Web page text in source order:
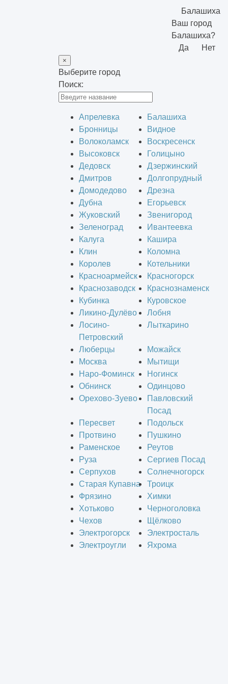
Балашиха
Ваш город
Балашиха?
Да
Нет
×
Выберите город
Поиск:
Апрелевка
Балашиха
Бронницы
Видное
Волоколамск
Воскресенск
Высоковск
Голицыно
Дедовск
Дзержинский
Дмитров
Долгопрудный
Домодедово
Дрезна
Дубна
Егорьевск
Жуковский
Звенигород
Зеленоград
Ивантеевка
Калуга
Кашира
Клин
Коломна
Королев
Котельники
Красноармейск
Красногорск
Краснозаводск
Краснознаменск
Кубинка
Куровское
Ликино-Дулёво
Лобня
Лосино-
Петровский
Лыткарино
Люберцы
Можайск
Москва
Мытищи
Наро-Фоминск
Ногинск
Обнинск
Одинцово
Орехово-Зуево
Павловский
Посад
Пересвет
Подольск
Протвино
Пушкино
Раменское
Реутов
Руза
Сергиев Посад
Серпухов
Солнечногорск
Старая Купавна
Троицк
Фрязино
Химки
Хотьково
Черноголовка
Чехов
Щёлково
Электрогорск
Электросталь
Электроугли
Яхрома